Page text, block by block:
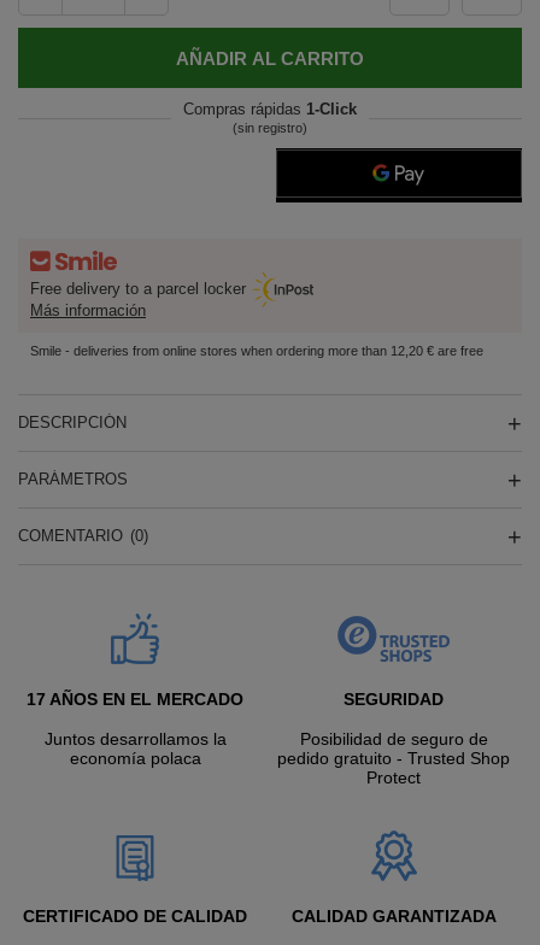
AÑADIR AL CARRITO
Compras rápidas 1-Click
(sin registro)
Free delivery to a parcel locker
Más información
Smile - deliveries from online stores when ordering more than 12,20 € are free
DESCRIPCIÓN
PARÁMETROS
COMENTARIO (0)
17 AÑOS EN EL MERCADO
Juntos desarrollamos la
economía polaca
SEGURIDAD
Posibilidad de seguro de
pedido gratuito - Trusted Shop
Protect
CERTIFICADO DE CALIDAD CALIDAD GARANTIZADA